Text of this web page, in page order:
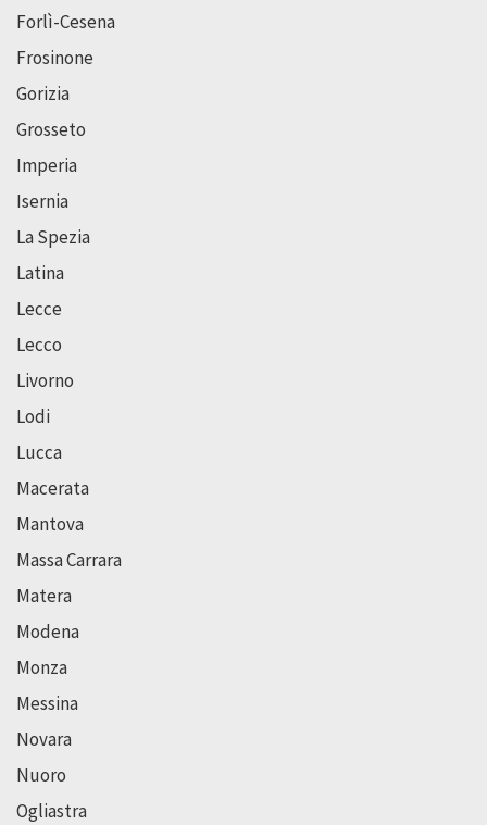
Forlì-Cesena
Frosinone
Gorizia
Grosseto
Imperia
Isernia
La Spezia
Latina
Lecce
Lecco
Livorno
Lodi
Lucca
Macerata
Mantova
Massa Carrara
Matera
Modena
Monza
Messina
Novara
Nuoro
Ogliastra